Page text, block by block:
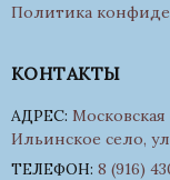
Политика
КОНТАКТЫ
АДРЕС:
Ильинское село,
ТЕЛЕФОН: 8 (916)